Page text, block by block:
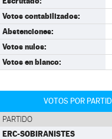
Votos contabilizados:
Abstenciones:
Votos nulos:
Votos en blanco:
VOTOS POR
PARTIDO
ERC-SOBIRANISTES